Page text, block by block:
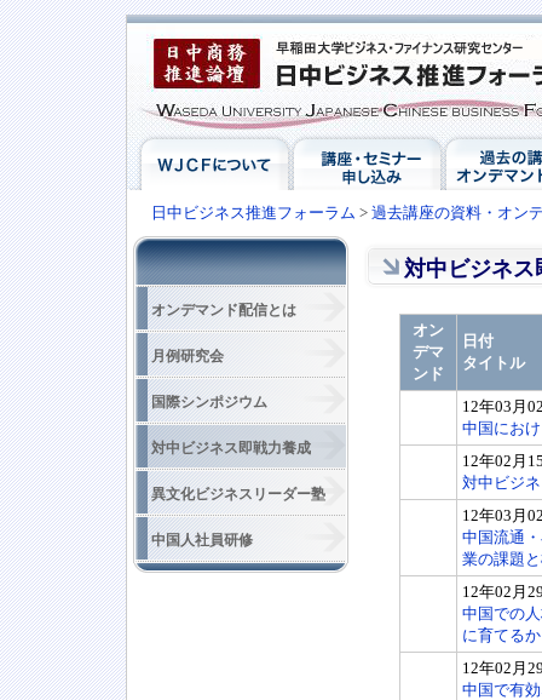
日中ビジネス推進フォーラム > 過去講座の資料・オン
オンデマンド配信とは
月例研究会
国際シンポジウム
対中ビジネス即戦力養成
異文化ビジネスリーダー塾
中国人社員研修
対中ビジネス
オン
デマ
ンド
日付
タイトル
12年03月
中国にお
12年02月
対中ビジ
12年03月
中国流通
業の課題
12年02月
中国での
に育てるか
12年02月
中国で有